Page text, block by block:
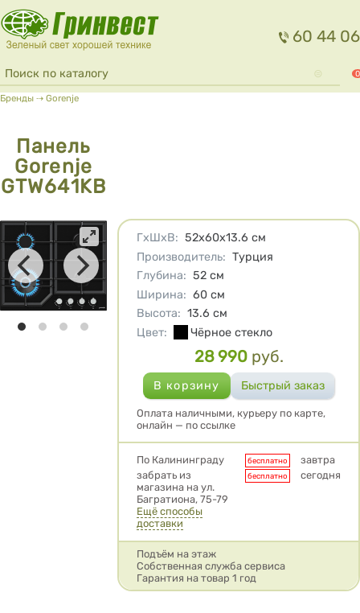
Перейти к основному содержанию
60 44 06
Форма поиска
Поиск 0
Вы здесь
Бренды ⇢ Gorenje
Панель
Gorenje
GTW641KB
Характеристики
ГхШхВ: 52х60х13.6 см
Производитель: Турция
Глубина: 52 см
Ширина: 60 см
Высота: 13.6 см
Цвет:
Чёрное стекло
Цена
28 990 руб.
Оплата наличными, курьеру по карте,
онлайн — по ссылке
Условия доставки
По Калининграду бесплатно
завтра
забрать из
магазина на ул.
Багратиона, 75-79
бесплатно сегодня
Ещё способы
доставки
Подъём на этаж
Собственная служба сервиса
Гарантия на товар 1 год